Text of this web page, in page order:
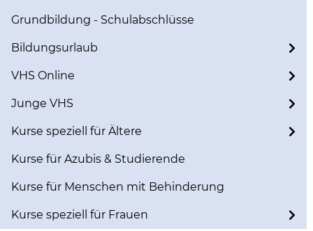
Grundbildung - Schulabschlüsse
Bildungsurlaub
VHS Online
Junge VHS
Kurse speziell für Ältere
Kurse für Azubis & Studierende
Kurse für Menschen mit Behinderung
Kurse speziell für Frauen